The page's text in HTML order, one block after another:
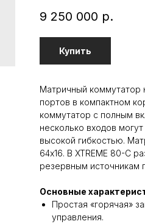
9 250 000 р.
Купить
Матричный коммутатор
портов в компактном
коммутатор с полным
несколько входов
высокой гибкостью.
64x16. В XTREME 80-C
резервным источникам
Основные
Простая «горячая»
управления.